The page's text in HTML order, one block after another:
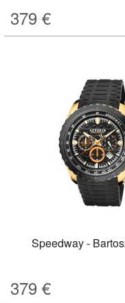
379 €
Speedway -
379 €